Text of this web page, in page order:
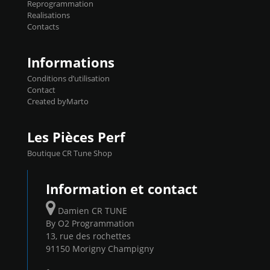
Reprog SP 98 sur le calculateur d'origine
450€ TTC Un gain d'environ 10cv et 15nm
Reprogrammation
Realisations
Contacts
Informations
Conditions d’utilisation
Contact
Created byMarto
Les Pièces Perf
Boutique CR Tune Shop
Information et contact
Damien CR TUNE
By O2 Programmation
13, rue des rochettes
91150 Morigny Champigny